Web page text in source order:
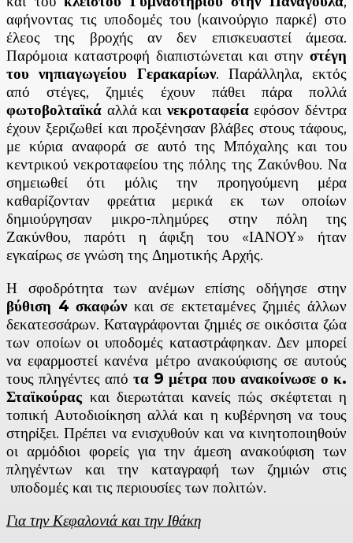
αφήνοντας τις υποδομές του (καινούργιο παρκέ) στο
έλεος της βροχής αν δεν επισκευαστεί άμεσα.
Παρόμοια καταστροφή διαπιστώνεται και στην στέγη
του νηπιαγωγείου Γερακαρίων. Παράλληλα, εκτός
από στέγες, ζημιές έχουν πάθει πάρα πολλά
φωτοβολταϊκά αλλά και νεκροταφείαεφόσον δέντρα
έχουν ξεριζωθεί και προξένησαν βλάβες στους τάφους,
με κύρια αναφορά σε αυτό της Μπόχαλης και του
κεντρικού νεκροταφείου της πόλης της Ζακύνθου. Να
σημειωθεί ότι μόλις την προηγούμενη μέρα
καθαρίζονταν φρεάτια μερικά εκ των οποίων
δημιούργησαν μικρο-πλημύρες στην πόλη της
Ζακύνθου, παρότι η άφιξη του «ΙΑΝΟΥ» ήταν
εγκαίρως σε γνώση της Δημοτικής Αρχής.
Η σφοδρότητα των ανέμων επίσης οδήγησε στην
βύθιση 4 σκαφώνκαι σε εκτεταμένες ζημιές άλλων
δεκατεσσάρων. Καταγράφονται ζημιές σε οικόσιτα ζώα
των οποίων οι υποδομές καταστράφηκαν. Δεν μπορεί
να εφαρμοστεί κανένα μέτρο ανακούφισης σε αυτούς
τους πληγέντες από τα 9 μέτρα που ανακοίνωσε ο κ.
Σταϊκούρας και διερωτάται κανείς πώς σκέφτεται η
τοπική Αυτοδιοίκηση αλλά και η κυβέρνηση να τους
στηρίξει. Πρέπει να ενισχυθούν και να κινητοποιηθούν
οι αρμόδιοι φορείς για την άμεση ανακούφιση των
πληγέντων και την καταγραφή των ζημιών στις
υποδομές και τις περιουσίες των πολιτών.
Για την Κεφαλονιά και την Ιθάκη